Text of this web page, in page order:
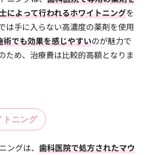
によって行われるホワイトニングを
は手に入らない高濃度の薬剤を使用
術でも効果を感じやすいのが魅力で
ため、治療費は比較的高額となりま
トニング
ングは、 歯科医院で処方されたマウ